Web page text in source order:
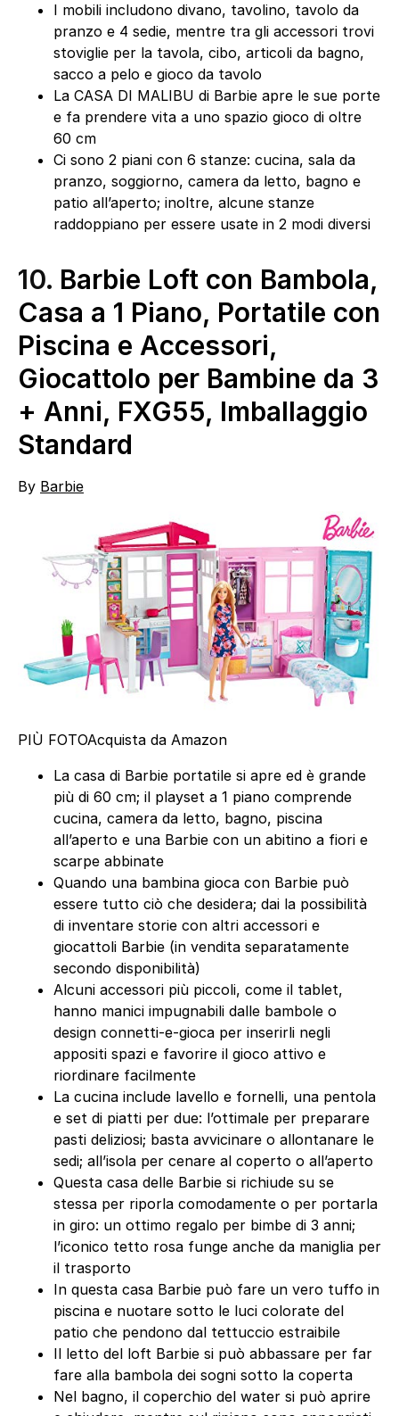
I mobili includono divano, tavolino, tavolo da
pranzo e 4 sedie, mentre tra gli accessori trovi
stoviglie per la tavola, cibo, articoli da bagno,
sacco a pelo e gioco da tavolo
La CASA DI MALIBU di Barbie apre le sue porte
e fa prendere vita a uno spazio gioco di oltre
60 cm
Ci sono 2 piani con 6 stanze: cucina, sala da
pranzo, soggiorno, camera da letto, bagno e
patio all’aperto; inoltre, alcune stanze
raddoppiano per essere usate in 2 modi diversi
10. Barbie ​Loft con Bambola,
Casa a 1 Piano, Portatile con
Piscina e Accessori,
Giocattolo per Bambine da 3
+ Anni, FXG55, Imballaggio
Standard
By Barbie
PIÙ FOTOAcquista da Amazon
La casa di Barbie portatile si apre ed è grande
più di 60 cm; il playset a 1 piano comprende
cucina, camera da letto, bagno, piscina
all’aperto e una Barbie con un abitino a fiori e
scarpe abbinate
Quando una bambina gioca con Barbie può
essere tutto ciò che desidera; dai la possibilità
di inventare storie con altri accessori e
giocattoli Barbie (in vendita separatamente
secondo disponibilità)
Alcuni accessori più piccoli, come il tablet,
hanno manici impugnabili dalle bambole o
design connetti-e-gioca per inserirli negli
appositi spazi e favorire il gioco attivo e
riordinare facilmente
La cucina include lavello e fornelli, una pentola
e set di piatti per due: l’ottimale per preparare
pasti deliziosi; basta avvicinare o allontanare le
sedi; all’isola per cenare al coperto o all’aperto
Questa casa delle Barbie si richiude su se
stessa per riporla comodamente o per portarla
in giro: un ottimo regalo per bimbe di 3 anni;
l’iconico tetto rosa funge anche da maniglia per
il trasporto
In questa casa Barbie può fare un vero tuffo in
piscina e nuotare sotto le luci colorate del
patio che pendono dal tettuccio estraibile
Il letto del loft Barbie si può abbassare per far
fare alla bambola dei sogni sotto la coperta
Nel bagno, il coperchio del water si può aprire